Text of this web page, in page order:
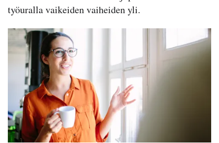
työuralla vaikeiden vaiheiden yli.